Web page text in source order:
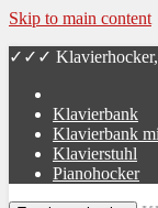
Skip to main content
✓✓✓ Klavierhocker,
Klavierbank
Klavierbank
Klavierstuhl
Pianohocker